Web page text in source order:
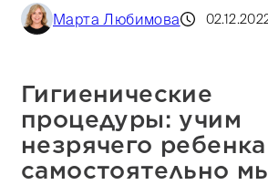
Марта Любимова
Гигиенические
процедуры: учим
незрячего ребенка
самостоятельно